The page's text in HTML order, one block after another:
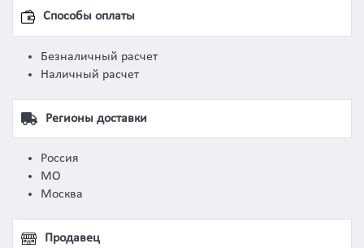
Способы оплаты
Безналичный расчет
Наличный расчет
Регионы доставки
Россия
МО
Москва
Продавец